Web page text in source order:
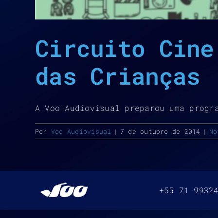
Circuito Cine
das Crianças
A Voo Audiovisual preparou uma
Por Voo Audiovisual | 7 de outubro de 2014 |
+55 71